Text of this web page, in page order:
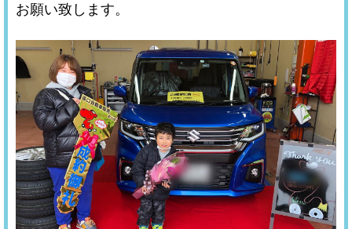
お願い致します。